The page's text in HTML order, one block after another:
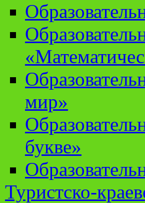
мир»
букве»
Туристско-